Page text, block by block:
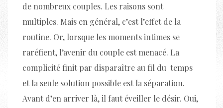
de nombreux couples. Les raisons sont
multiples. Mais en général, c’est l’effet de la
routine. Or, lorsque les moments intimes se
raréfient, l’avenir du couple est menacé. La
complicité finit par disparaître au fil du temps
et la seule solution possible est la séparation.
Avant d’en arriver là, il faut éveiller le désir. Oui,